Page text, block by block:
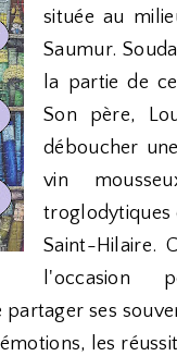
située au
Saumur.
la partie de
Son père,
déboucher
vin
troglodytiques
Saint-Hilaire.
l'occasion
ses
les